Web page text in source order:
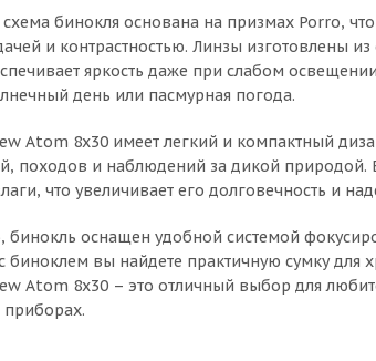
схема бинокля основана на призмах Porro,
и контрастностью. Линзы изготовлены
яркость даже при слабом
день или пасмурная погода.
Atom 8x30 имеет легкий и компактный
походов и наблюдений за дикой
что увеличивает его долговечность и
бинокль оснащен удобной системой
биноклем вы найдете практичную сумку
Atom 8x30 – это отличный выбор для
приборах.